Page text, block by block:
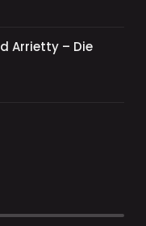
Arrietty – Die